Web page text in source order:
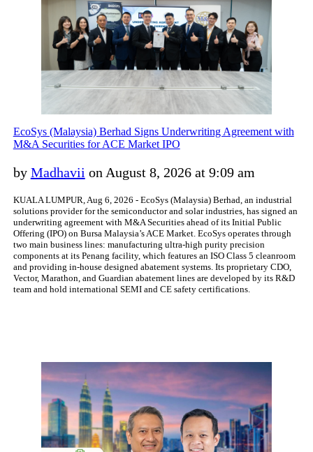
EcoSys (Malaysia) Berhad Signs Underwriting Agreement with
M&A Securities for ACE Market IPO
by Madhavii on August 8, 2026 at 9:09 am
KUALA LUMPUR, Aug 6, 2026 - EcoSys (Malaysia) Berhad, an industrial
solutions provider for the semiconductor and solar industries, has signed an
underwriting agreement with M&A Securities ahead of its Initial Public
Offering (IPO) on Bursa Malaysia’s ACE Market. EcoSys operates through
two main business lines: manufacturing ultra-high purity precision
components at its Penang facility, which features an ISO Class 5 cleanroom
and providing in-house designed abatement systems. Its proprietary CDO,
Vector, Marathon, and Guardian abatement lines are developed by its R&D
team and hold international SEMI and CE safety certifications.